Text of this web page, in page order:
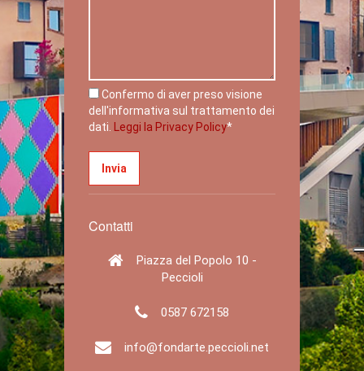
Confermo di aver preso visione
dell'informativa sul trattamento dei
dati.
Leggi la Privacy Policy*
Contatti
Piazza del Popolo 10 -
Peccioli
0587 672158
info@fondarte.peccioli.net